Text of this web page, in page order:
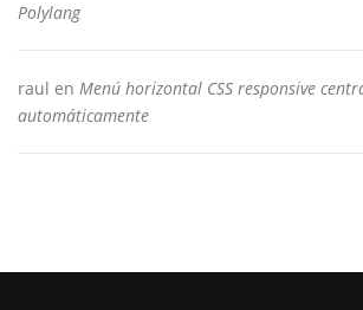
Polylang
raul en Menú horizontal CSS responsive
automáticamente